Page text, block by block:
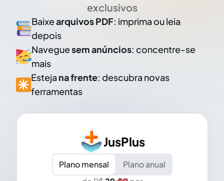
exclusivos
Baixearquivos PDF: imprima ou leia
depois
Naveguesem anúncios: concentre-se
mais
Esteja na frente: descubra novas
ferramentas
JusPlus
Plano mensal
Plano anual